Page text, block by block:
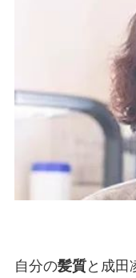
自分の髪質と成田